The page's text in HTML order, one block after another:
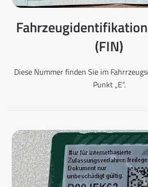
(FIN)
Diese Nummer finden Sie im
Punkt „E“.